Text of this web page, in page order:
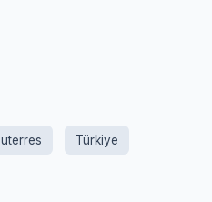
Türkiye